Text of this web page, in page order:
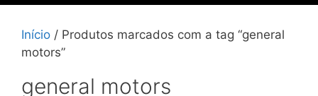
Início / Produtos marcados com a tag “general
motors”
general motors